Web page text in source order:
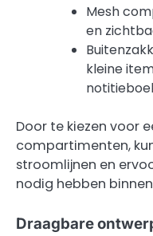
Mesh
en
kleine
Door te kiezen voor
compartimenten,
stroomlijnen en
nodig hebben
Draagbare